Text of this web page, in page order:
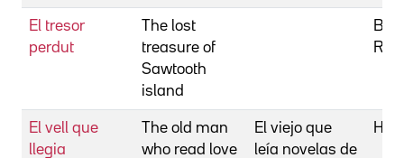
El tresor
perdut
The lost
treasure of
Sawtooth
island
El vell que
llegia
The old man
who read love
El viejo que
leía novelas de